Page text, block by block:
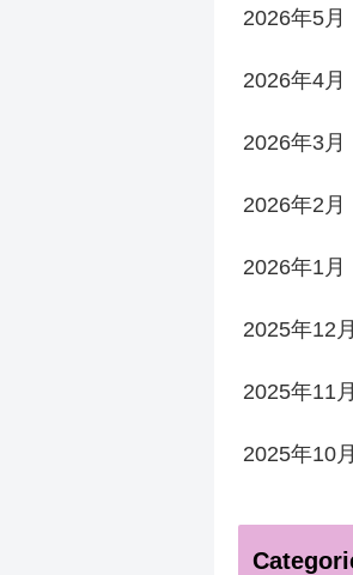
2026年5月
2026年4月
2026年3月
2026年2月
2026年1月
2025年12月
2025年11月
2025年10月